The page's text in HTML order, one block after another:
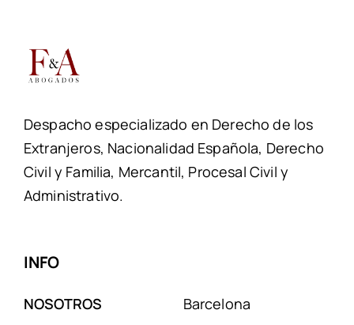
Despacho especializado en Derecho de los
Extranjeros, Nacionalidad Española, Derecho
INFO